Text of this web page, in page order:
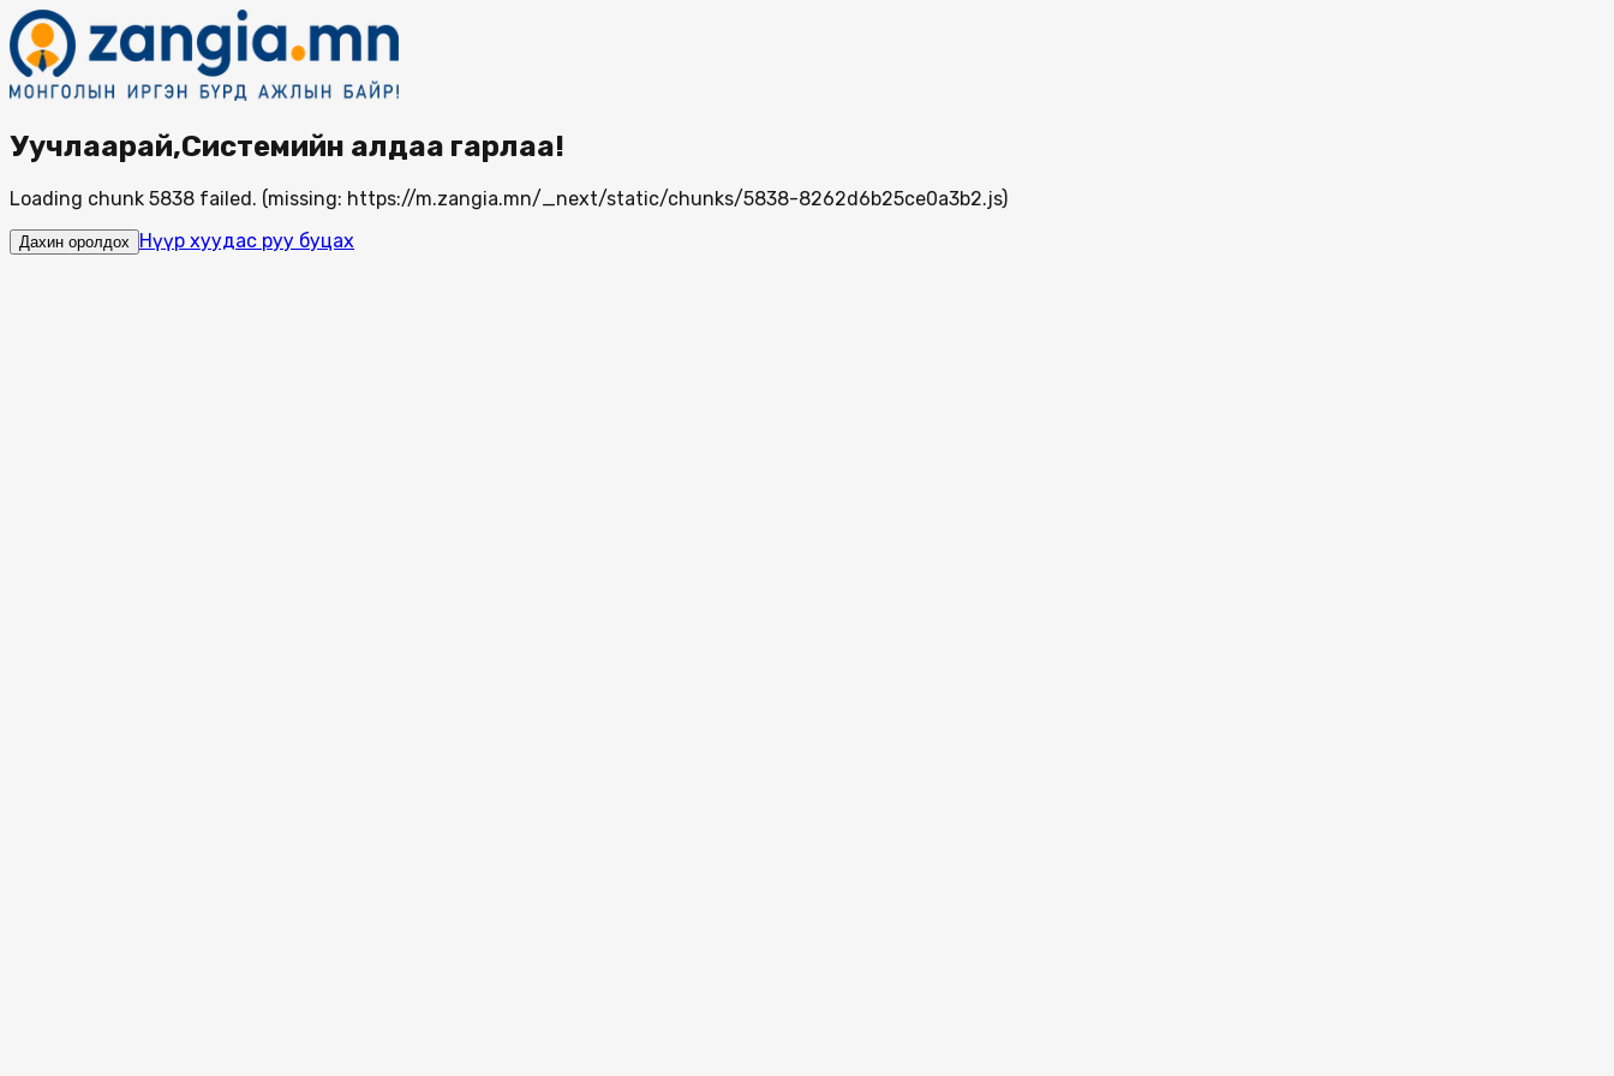
Уучлаарай,Системийн алдаа гарлаа!
Loading chunk 5838 failed. (missing: https://m.zangia.mn/_next/static/chunks/5838-8262d6b25ce0a3b2.js)
Дахин оролдох Нүүр хуудас руу буцах